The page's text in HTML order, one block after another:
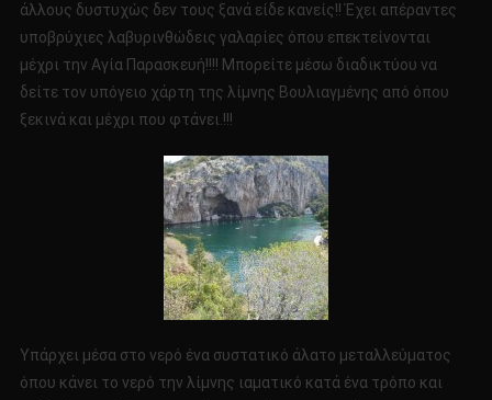
άλλους δυστυχώς δεν τους ξανά είδε κανείς!! Έχει απέραντες
υποβρύχιες λαβυρινθώδεις γαλαρίες όπου επεκτείνονται
μέχρι την Αγία Παρασκευή!!!! Μπορείτε μέσω διαδικτύου να
δείτε τον υπόγειο χάρτη της λίμνης Βουλιαγμένης από όπου
ξεκινά και μέχρι που φτάνει.!!!
Υπάρχει μέσα στο νερό ένα συστατικό άλατο μεταλλεύματος
όπου κάνει το νερό την λίμνης ιαματικό κατά ένα τρόπο και